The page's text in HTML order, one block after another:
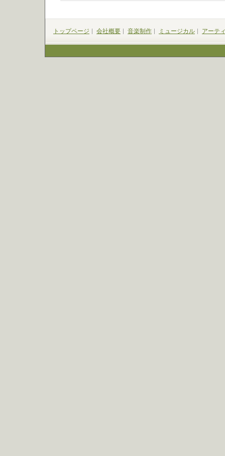
トップページ 会社概要 音楽制作 ミュージカル アーテ